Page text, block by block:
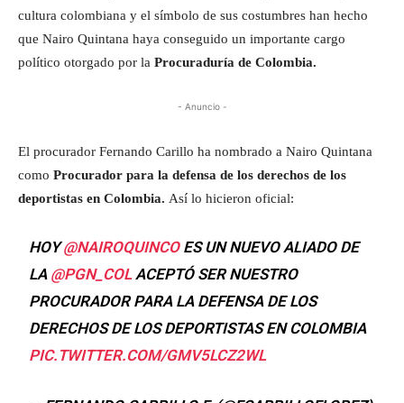
cultura colombiana y el símbolo de sus costumbres han hecho
que Nairo Quintana haya conseguido un importante cargo
político otorgado por la Procuraduría de Colombia.
- Anuncio -
El procurador Fernando Carillo ha nombrado a Nairo Quintana
como Procurador para la defensa de los derechos de los
deportistas en Colombia. Así lo hicieron oficial:
HOY@NAIROQUINCOES UN NUEVO ALIADO DE
LA @PGN_COLACEPTÓ SER NUESTRO
PROCURADOR PARA LA DEFENSA DE LOS
DERECHOS DE LOS DEPORTISTAS EN COLOMBIA
PIC.TWITTER.COM/GMV5LCZ2WL